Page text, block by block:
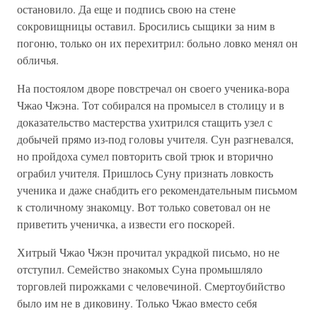
останови­ло. Да еще и подпись свою на стене
сокровищницы оставил. Бросились сыщики за ним в
погоню, только он их перехитрил: больно ловко менял он
обличья.
На постоялом дворе повстречал он своего ученика-вора
Чжао Чжэна. Тот собирался на промысел в столицу и в
доказательство мас­терства ухитрился стащить узел с
добычей прямо из-под головы учи­теля. Сун разгневался,
но пройдоха сумел повторить свой трюк и вторично
ограбил учителя. Пришлось Суну признать ловкость
ученика и даже снабдить его рекомендательным письмом
к столичному зна­комцу. Вот только советовал он не
приветить ученичка, а извести его поскорей.
Хитрый Чжао Чжэн прочитал украдкой письмо, но не
отступил. Семейство знакомых Суна промышляло
торговлей пирожками с человечиной. Смертоубийство
было им не в диковину. Только Чжао вместо себя